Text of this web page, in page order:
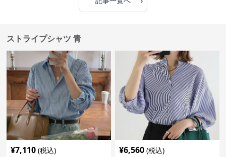
ストライプシャツ 青
¥7,110 (税込) ¥6,560 (税込)